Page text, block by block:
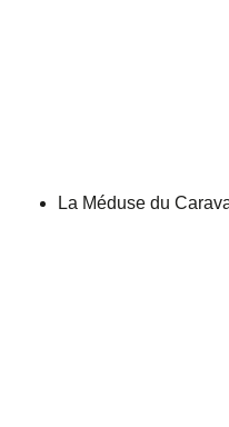
La Méduse du